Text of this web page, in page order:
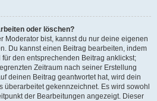
oder löschen?
Moderator bist, kannst du nur deine eigenen
Du kannst einen Beitrag bearbeiten, indem
für den entsprechenden Beitrag anklickst;
Zeitraum nach seiner Erstellung
deinen Beitrag geantwortet hat, wird dein
überarbeitet gekennzeichnet. Es wird sowohl
der Bearbeitungen angezeigt. Dieser